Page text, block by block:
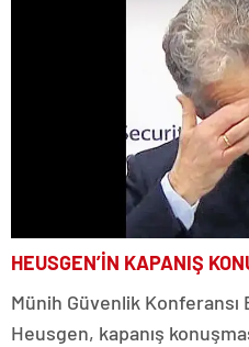
HEUSGEN’İN KAPANIŞ
Münih Güvenlik Konferansı
Heusgen, kapanış